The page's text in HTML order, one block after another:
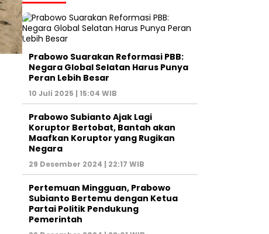
Prabowo Suarakan Reformasi PBB:
Negara Global Selatan Harus Punya
Peran Lebih Besar
10 Juli 2025 | 15:04 WIB
Prabowo Subianto Ajak Lagi
Koruptor Bertobat, Bantah akan
Maafkan Koruptor yang Rugikan
Negara
29 Desember 2024 | 22:17 WIB
Pertemuan Mingguan, Prabowo
Subianto Bertemu dengan Ketua
Partai Politik Pendukung
Pemerintah